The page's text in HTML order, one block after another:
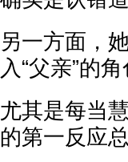
另一方面，
入“父亲”的角
尤其是每当
的第一反应